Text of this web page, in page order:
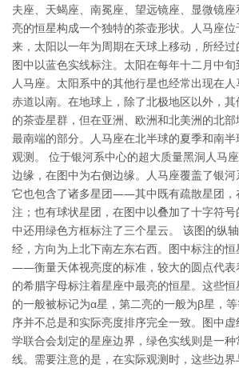
夫座、天蝎座、南冕座、望远镜座、显微镜
亮的恒星构成一个独特的茶壶形状。人马座
来，太阳以一年为周期在天球上移动，所经
图中以蓝色实线标注。太阳在每年十二月中
人马座。太阳系中的其他行星也经常出现在
赤道以南。在地球上，除了北极地区以外，
的茶壶星群，但在亚洲、欧洲和北美洲的北
最南端的部分。人马座在北半球的夏季和南
观测。 位于银河系中心的超大质量黑洞人马
边缘，在图中为右侧边缘。人马座覆盖了银
它也包含了诸多星团——其中既有疏散星团，
注；也有球状星团，在图中以叠加了十字符
中还用绿色方框标注了三个星云。 该图的纵
经，方向为上北下南左东右西。图中标注的
——衡量天体视亮度的标准，较大的圆点代表
的希腊字母标注着星座中最亮的恒星。这些
的一般被标记为α星，第二亮的一般为β星，
序并不总是和实际亮度排序完全一致。图中
学联合会划定的星座边界，绿色实线则是一
线。需要注意的是，在实际观测时，这些边